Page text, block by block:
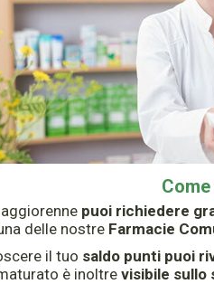
puoi richiedere
delle nostre Farmacie
il tuo saldo punti puoi
è inoltre visibile sullo